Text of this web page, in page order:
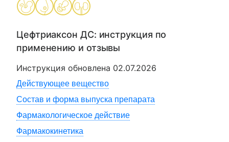
Цефтриаксон ДС: инструкция по
применению и отзывы
Инструкция обновлена 02.07.2026
Действующее вещество
Состав и форма выпуска препарата
Фармакологическое действие
Фармакокинетика